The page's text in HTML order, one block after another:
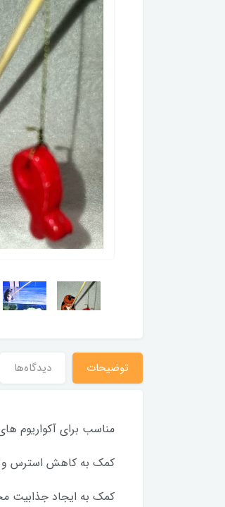
توضیحات دیدگاه‌ها
مناسب برای آکواریوم
کمک به کاهش استرس و
کمک به ایجاد جذابیت